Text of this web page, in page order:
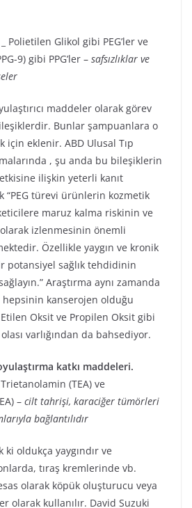
_ Polietilen Glikol gibi PEG’ler ve
9) gibi PPG’ler – safsızlıklar ve
maddeler olarak görev
Bunlar şampuanlara o
için eklenir. ABD Ulusal Tıp
, şu anda bu bileşiklerin
ilişkin yeterli kanıt
“PEG türevi ürünlerin kozmetik
maruz kalma riskinin ve
izlenmesinin önemli
Özellikle yaygın ve kronik
potansiyel sağlık tehdidinin
Araştırma aynı zamanda
hepsinin kanserojen olduğu
Oksit ve Propilen Oksit gibi
varlığından da bahsediyor.
katkı maddeleri.
(TEA) ve
– cilt tahrişi, karaciğer tümörleri
bağlantılıdır
ki oldukça yaygındır ve
tıraş kremlerinde vb.
olarak köpük oluşturucu veya
olarak kullanılır. David Suzuki